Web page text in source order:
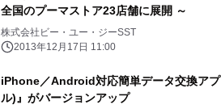
全国のプーマストア23店舗に展開 ～
株式会社ビー・ユー・ジーSST
2013年12月17日 11:00
iPhone／Android対応簡単データ交換ア
ル)』がバージョンアップ